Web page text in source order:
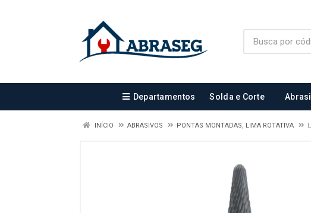
Departamentos Solda e Corte
INÍCIO ABRASIVOS PONTAS MONTADAS, LIMA ROTATIVA